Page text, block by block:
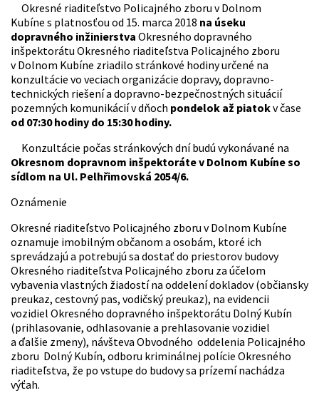
Okresné riaditeľstvo Policajného zboru v Dolnom
Kubíne s platnosťou od 15. marca 2018 na úseku
dopravného inžinierstva Okresného dopravného
inšpektorátu Okresného riaditeľstva Policajného zboru
v Dolnom Kubíne zriadilo stránkové hodiny určené na
konzultácie vo veciach organizácie dopravy, dopravno-
technických riešení a dopravno-bezpečnostných situácií
pozemných komunikácií v dňoch pondelok až piatokv čase
od 07:30 hodiny do 15:30 hodiny.
Konzultácie počas stránkových dní budú vykonávané na
Okresnom dopravnom inšpektoráte v Dolnom Kubíne so
sídlom na Ul. Pelhřimovská 2054/6.
Oznámenie
Okresné riaditeľstvo Policajného zboru v Dolnom Kubíne
oznamuje imobilným občanom a osobám, ktoré ich
sprevádzajú a potrebujú sa dostať do priestorov budovy
Okresného riaditeľstva Policajného zboru za účelom
vybavenia vlastných žiadostí na oddelení dokladov (občiansky
preukaz, cestovný pas, vodičský preukaz), na evidencii
vozidiel Okresného dopravného inšpektorátu Dolný Kubín
(prihlasovanie, odhlasovanie a prehlasovanie vozidiel
a ďalšie zmeny), návšteva Obvodného oddelenia Policajného
zboru Dolný Kubín, odboru kriminálnej polície Okresného
riaditeľstva, že po vstupe do budovy sa prízemí nachádza
výťah.